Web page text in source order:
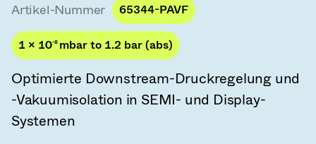
Vakuumventil-Technologie
Artikel-Nummer 65344-PAVF
1 × 10-8 mbar to 1.2 bar (abs)
Optimierte Downstream-Druckregelung und
-Vakuumisolation in SEMI- und Display-
Systemen